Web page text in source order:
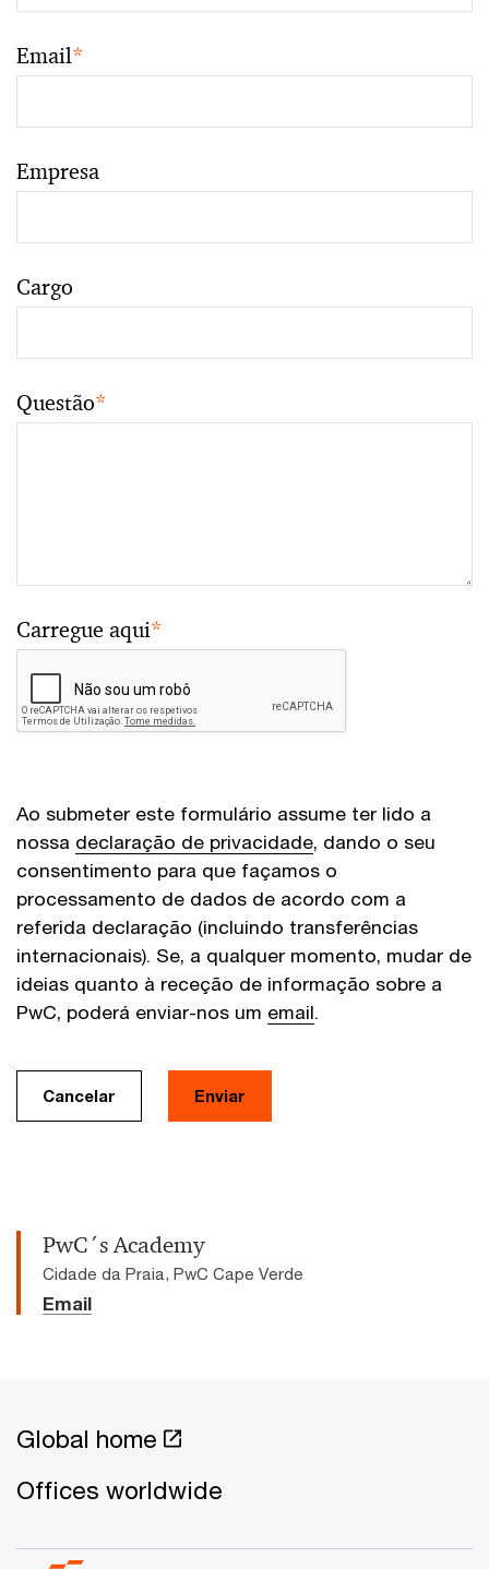
Email*
Empresa
Cargo
Questão*
Carregue aqui*
Ao submeter este formulário assume ter lido a
nossa declaração de privacidade, dando o seu
consentimento para que façamos o
processamento de dados de acordo com a
referida declaração (incluindo transferências
internacionais). Se, a qualquer momento, mudar de
ideias quanto à receção de informação sobre a
PwC, poderá enviar-nos um email.
Cancelar Enviar
PwC´s Academy
Cidade da Praia, PwC Cape Verde
Email
Global home
Offices worldwide